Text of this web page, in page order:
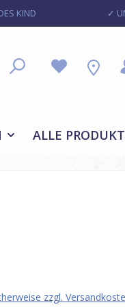
KIND ✓
ALLE
zzgl.